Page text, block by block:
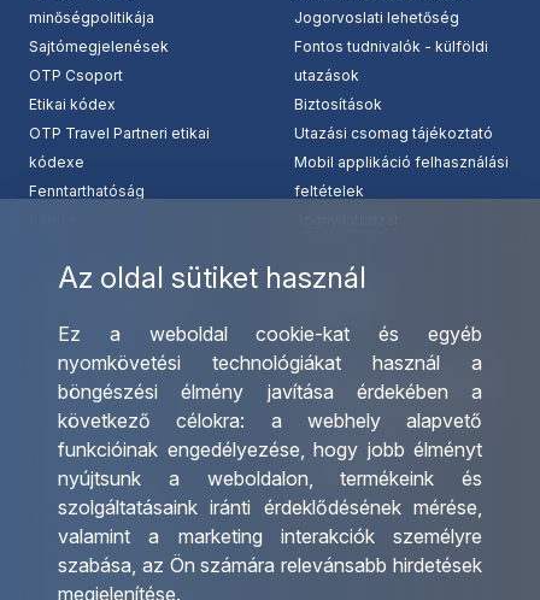
Az oldal sütiket használ
Ez a weboldal cookie-kat és egyéb
nyomkövetési technológiákat használ a
böngészési élmény javítása érdekében a
következő célokra: a webhely alapvető
funkcióinak engedélyezése, hogy jobb élményt
nyújtsunk a weboldalon,termékeink és
szolgáltatásaink iránti érdeklődésének mérése,
valamint a marketing interakciók személyre
szabása, az Ön számára relevánsabb hirdetések
megjelenítése.
minőségpolitikája
Sajtómegjelenések
OTP Csoport
Etikai kódex
OTP Travel Partneri etikai
kódexe
Fenntarthatóság
Jogorvoslati lehetőség
Fontos tudnivalók - külföldi
utazások
Biztosítások
Utazási csomag tájékoztató
Mobil applikáció felhasználási
feltételek
Csoportos utazások
szervezése
Egyéni utak szervezése
Hajóutak
Üzleti utaztatás
Nemzetközi tanár és
diákigazolványok
Letölthető katalógusunk
Ajándékutalvány
Irodáink
Utazásszervező partnereink
Viszonteladó Partnereink
Partnereinknek
Utazási kérdőív
Impresszum